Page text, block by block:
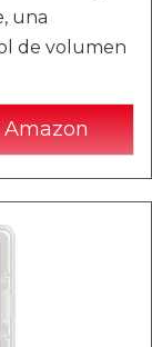
una
de volumen